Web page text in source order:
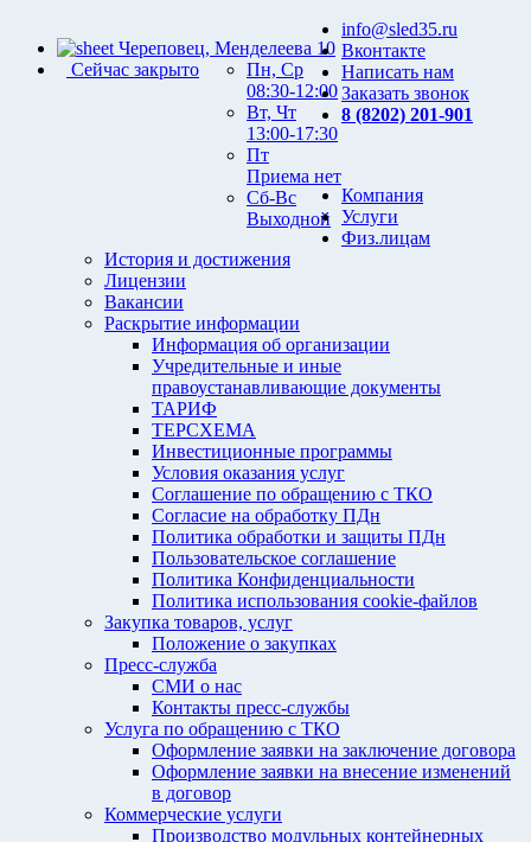
Череповец, Менделеева 10
Сейчас закрыто
Пн, Ср
08:30-12:00
Вт, Чт
13:00-17:30
Пт
Приема нет
Сб-Вс
Выходной
info@sled35.ru
Вконтакте
Написать нам
Заказать звонок
8 (8202) 201-901
Компания
История и достижения
Лицензии
Вакансии
Раскрытие информации
Информация об организации
Учредительные и иные
правоустанавливающие документы
ТАРИФ
ТЕРСХЕМА
Инвестиционные программы
Условия оказания услуг
Соглашение по обращению с ТКО
Согласие на обработку ПДн
Политика обработки и защиты ПДн
Пользовательское соглашение
Политика Конфиденциальности
Политика использования cookie-файлов
Закупка товаров, услуг
Положение о закупках
Пресс-служба
СМИ о нас
Контакты пресс-службы
Услуги
Услуга по обращению с ТКО
Оформление заявки на заключение договора
Оформление заявки на внесение изменений
в договор
Коммерческие услуги
Производство модульных контейнерных
Физ.лицам